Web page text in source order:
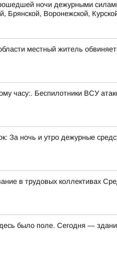
ночи дежурными
Брянской, Воронежской,
местный житель
часу:. Беспилотники ВСУ
За ночь и утро дежурные
в трудовых коллективах
было поле. Сегодня —